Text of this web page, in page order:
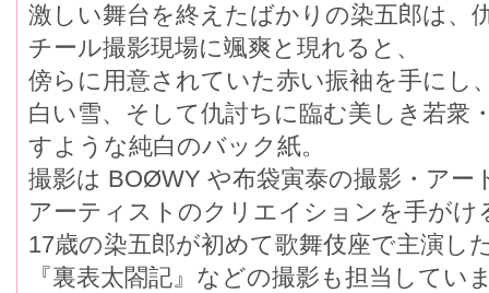
激しい舞台を終えたばかりの染五郎は、
チール撮影現場に颯爽と現れると、
傍らに用意されていた赤い振袖を手に
白い雪、そして仇討ちに臨む美しき若衆
すような純白のバック紙。
撮影は BOØWY や布袋寅泰の撮影・アー
アーティストのクリエイションを手がけ
17歳の染五郎が初めて歌舞伎座で主演し
『裏表太閤記』などの撮影も担当してい